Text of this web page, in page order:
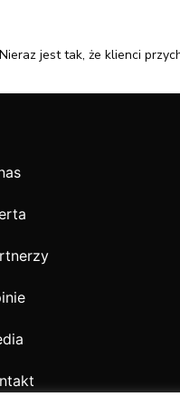
Nieraz jest tak, że klienci